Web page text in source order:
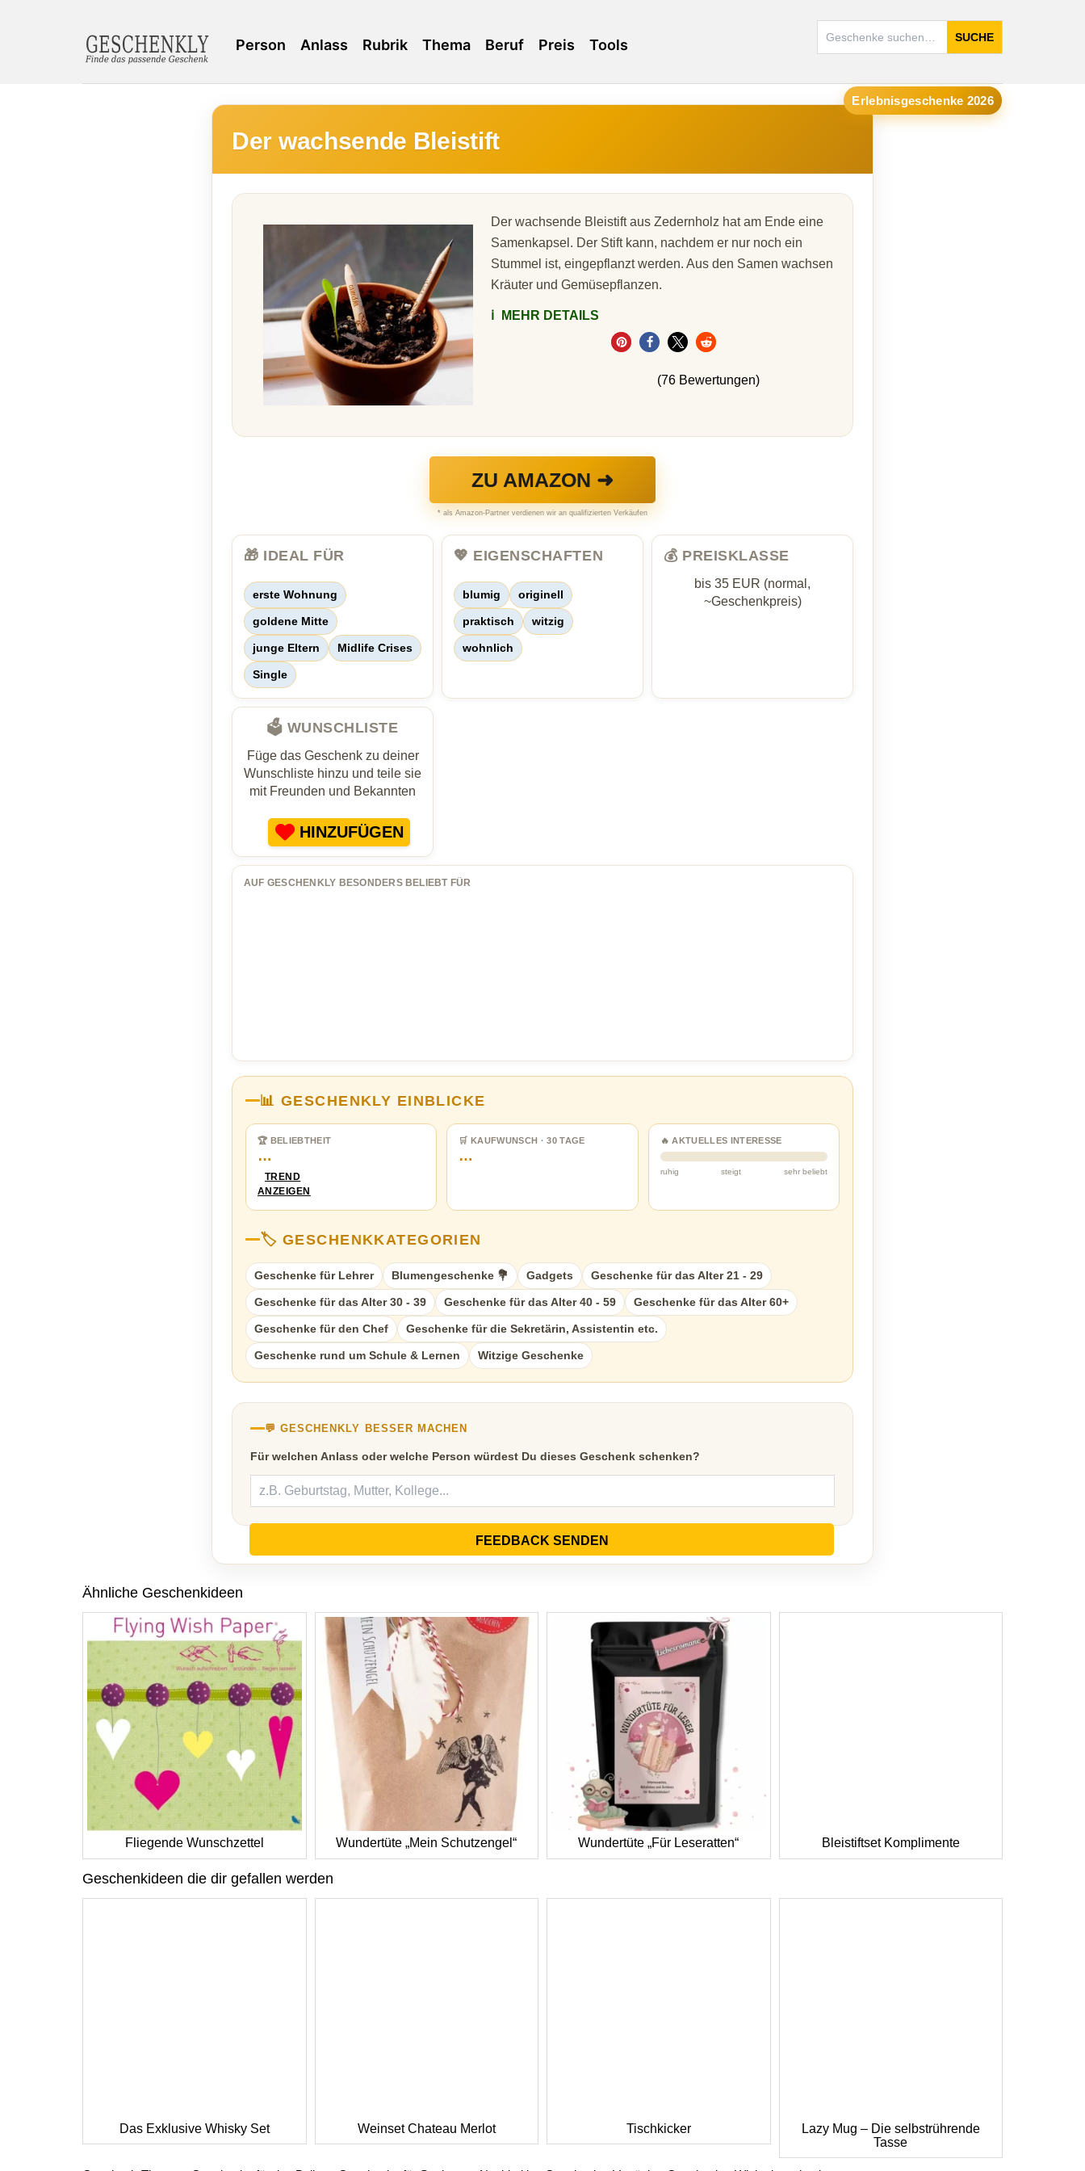
SUCHE
Person Anlass Rubrik Thema Beruf Preis Tools
Erlebnisgeschenke 2026
Der wachsende Bleistift
Der wachsende Bleistift aus Zedernholz hat am Ende eine
Samenkapsel. Der Stift kann, nachdem er nur noch ein
Stummel ist, eingepflanzt werden. Aus den Samen wachsen
Kräuter und Gemüsepflanzen.
ℹ️ MEHR DETAILS
(76 Bewertungen)
ZU AMAZON ➜
* als Amazon-Partner verdienen wir an qualifizierten Verkäufen
🎁 IDEAL FÜR
erste Wohnung
goldene Mitte
junge Eltern Midlife Crises
Single
💖 EIGENSCHAFTEN
blumig originell
praktisch witzig
wohnlich
💰 PREISKLASSE
bis 35 EUR (normal,
~Geschenkpreis)
🗳️ WUNSCHLISTE
Füge das Geschenk zu deiner
Wunschliste hinzu und teile sie
mit Freunden und Bekannten
HINZUFÜGEN
AUF GESCHENKLY BESONDERS BELIEBT FÜR
📊 GESCHENKLY EINBLICKE
🏆 BELIEBTHEIT
…
TREND
ANZEIGEN
🛒 KAUFWUNSCH · 30 TAGE
…
🔥 AKTUELLES INTERESSE
ruhig steigt sehr beliebt
🏷️ GESCHENKKATEGORIEN
Geschenke für Lehrer Blumengeschenke 💐 Gadgets Geschenke für das Alter 21 - 29
Geschenke für das Alter 30 - 39 Geschenke für das Alter 40 - 59 Geschenke für das Alter 60+
Geschenke für den Chef Geschenke für die Sekretärin, Assistentin etc.
Geschenke rund um Schule & Lernen Witzige Geschenke
💬 GESCHENKLY BESSER MACHEN
Für welchen Anlass oder welche Person würdest Du dieses Geschenk schenken?
FEEDBACK SENDEN
Ähnliche Geschenkideen
Fliegende Wunschzettel Wundertüte „Mein Schutzengel“ Wundertüte „Für Leseratten“ Bleistiftset Komplimente
Geschenkideen die dir gefallen werden
Das Exklusive Whisky Set Weinset Chateau Merlot Tischkicker
Lazy Mug – Die selbstrührende
Tasse